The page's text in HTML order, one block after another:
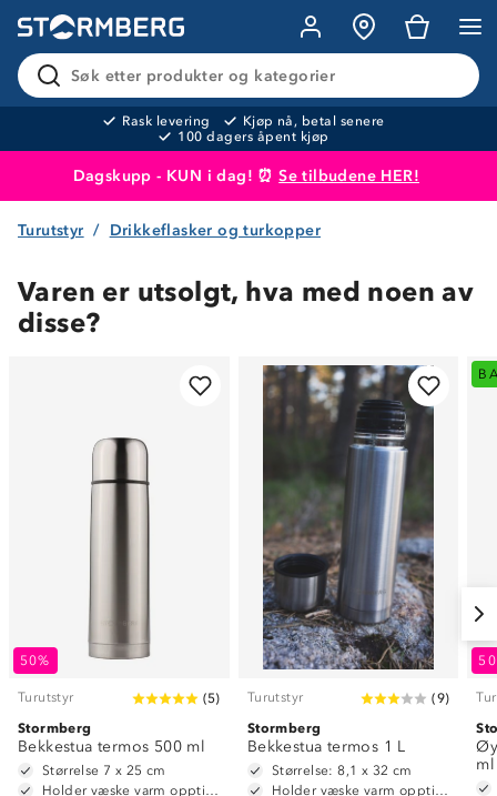
Søk etter produkter og kategorier
Rask levering
Kjøp nå, betal senere
100 dagers åpent kjøp
Dagskupp - KUN i dag! ⏰Se tilbudene HER!
Produktet er lagt i handlekurven
Turutstyr Drikkeflasker og turkopper
Varen er utsolgt, hva med noen av
disse?
50%
Turutstyr (5)
Stormberg
Bekkestua termos 500 ml
Størrelse 7 x 25 cm
Holder væske varm opptil 6 timer
Turutstyr (9)
Stormberg
Bekkestua termos 1 L
Størrelse: 8,1 x 32 cm
Holder væske varm opptil 10 timer
ml